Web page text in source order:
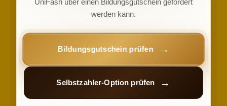
werden kann.
Bildungsgutschein prüfen
Selbstzahler-Option prüfen